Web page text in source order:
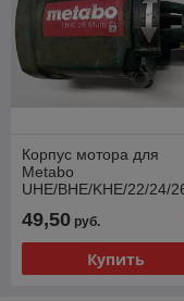
Корпус мотора для
Metabo
UHE/BHE/KHE/22/24/
49,50 руб.
Купить